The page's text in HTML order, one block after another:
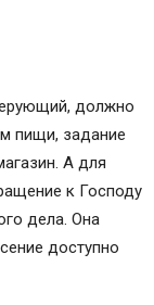
должно
пищи, задание
А для
к Господу
дела. Она
доступно